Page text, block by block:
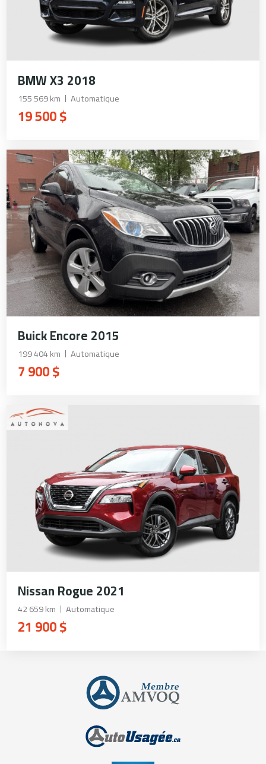
BMW X3 2018
155 569 km Automatique
19 500 $
Buick Encore 2015
199 404 km Automatique
7 900 $
Nissan Rogue 2021
42 659 km Automatique
21 900 $